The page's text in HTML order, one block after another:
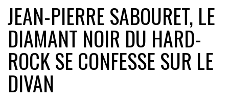
JEAN-PIERRE SABOURET, LE
DIAMANT NOIR DU HARD-
ROCK SE CONFESSE SUR LE
DIVAN